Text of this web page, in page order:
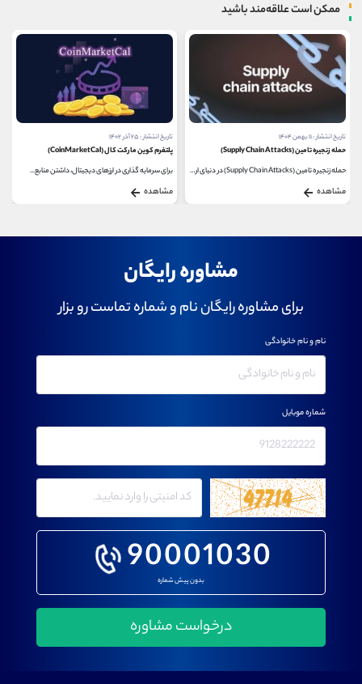
ممکن است علاقه‌مند باشید
تاریخ انتشار : ۱۱ بهمن ۱۴۰۴
حمله زنجیره تامین (Supply Chain Attacks)
حمله زنجیره تامین (Supply Chain Attacks) در دنیای ارزهای...
مشاهده
تاریخ انتشار : ۲۵ آذر ۱۴۰۲
پلتفرم کوین مارکت کال (CoinMarketCal)
برای سرمایه گذاری در ارزهای دیجیتال، داشتن منابع...
مشاهده
مشاوره رایگان
برای مشاوره رایگان نام و شماره تماست رو بزار
90001030
بدون پیش شماره
نام و نام خانوادگی
شماره موبایل